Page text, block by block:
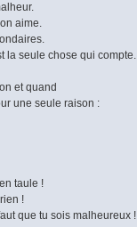
aime.
la seule chose qui compte.
et quand
une seule raison :
taule !
!
que tu sois malheureux !